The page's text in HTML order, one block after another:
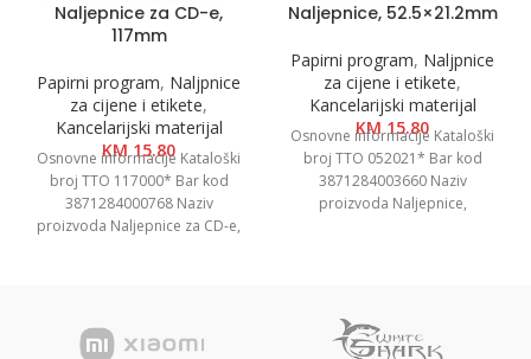
Naljepnice za CD-e,
117mm
Papirni program, Naljpnice
za cijene i etikete,
Kancelarijski materijal
KM15.80
Osnovne informacije Kataloški
broj TTO 117000* Bar kod
3871284000768 Naziv
proizvoda Naljepnice za CD-e,
Naljepnice, 52.5×21.2mm
Papirni program, Naljpnice
za cijene i etikete,
Kancelarijski materijal
KM15.80
Osnovne informacije Kataloški
broj TTO 052021* Bar kod
3871284003660 Naziv
proizvoda Naljepnice,